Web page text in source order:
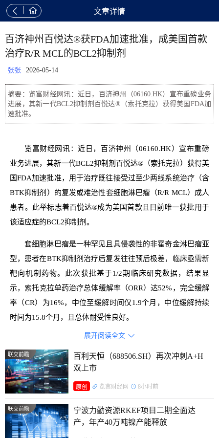
  文章详情
百济神州百悦达®获FDA加速批准，成美国首款
治疗R/R MCL的BCL2抑制剂
张张 2026-05-14
摘要：览富财经网讯：近日，百济神州（06160.HK）宣布重磅业务
进展，其新一代BCL2抑制剂百悦达®（索托克拉）获得美国FDA加
速批准。
览富财经网讯：近日，百济神州（06160.HK）宣布重磅
业务进展，其新一代BCL2抑制剂百悦达®（索托克拉）获得美
国FDA加速批准，用于治疗既往接受过至少两线系统治疗（含
BTK抑制剂）的复发或难治性套细胞淋巴瘤（R/R MCL）成人
患者。此举标志着百悦达®成为美国首款且目前唯一获批用于
该适应症的BCL2抑制剂。
套细胞淋巴瘤是一种罕见且具侵袭性的非霍奇金淋巴瘤亚
型，患者在BTK抑制剂治疗后复发往往预后极差，临床亟需新
靶向机制药物。此次获批基于1/2期临床研究数据，结果显
示，索托克拉单药治疗总体缓解率（ORR）达52%，完全缓解
率（CR）为16%，中位至缓解时间仅1.9个月，中位缓解持续
时间为15.8个月，且总体耐受性良好。
据了解：百济神州有限公司的主营业务是研究、开发、生
产以及商业化创新型药物。公司的主要产品是抗肿瘤类药物。
展开阅读全文 
联交前瞻
百利天恒（688506.SH）再次冲刺A+H
双上市
原创 览富财经网 8小时前
联交前瞻
宁波力勤资源RKEF项目二期全面达
产，年产40万吨镍产能释放